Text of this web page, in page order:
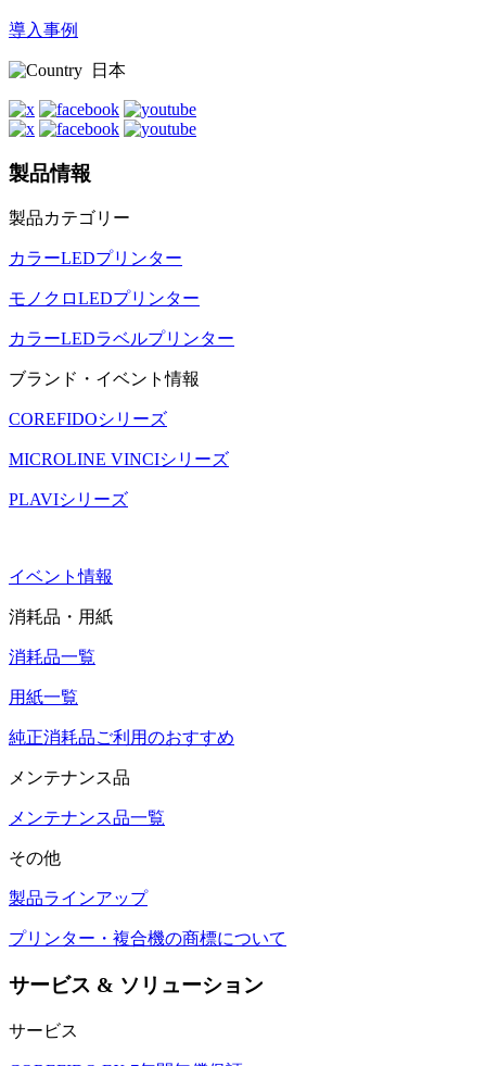
導入事例
日本
製品情報
製品カテゴリー
カラーLEDプリンター
モノクロLEDプリンター
カラーLEDラベルプリンター
ブランド・イベント情報
COREFIDOシリーズ
MICROLINE VINCIシリーズ
PLAVIシリーズ
イベント情報
消耗品・用紙
消耗品一覧
用紙一覧
純正消耗品ご利用のおすすめ
メンテナンス品
メンテナンス品一覧
その他
製品ラインアップ
プリンター・複合機の商標について
サービス & ソリューション
サービス